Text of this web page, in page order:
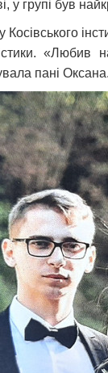
групі був
«Любив
пані Оксана.